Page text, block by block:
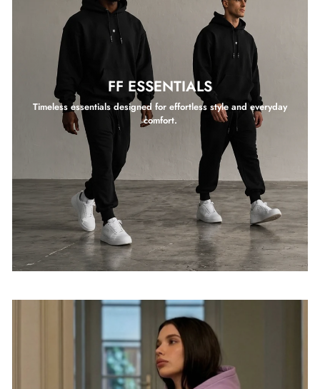
FF ESSENTIALS
Timeless essentials designed for effortless style and everyday
comfort.